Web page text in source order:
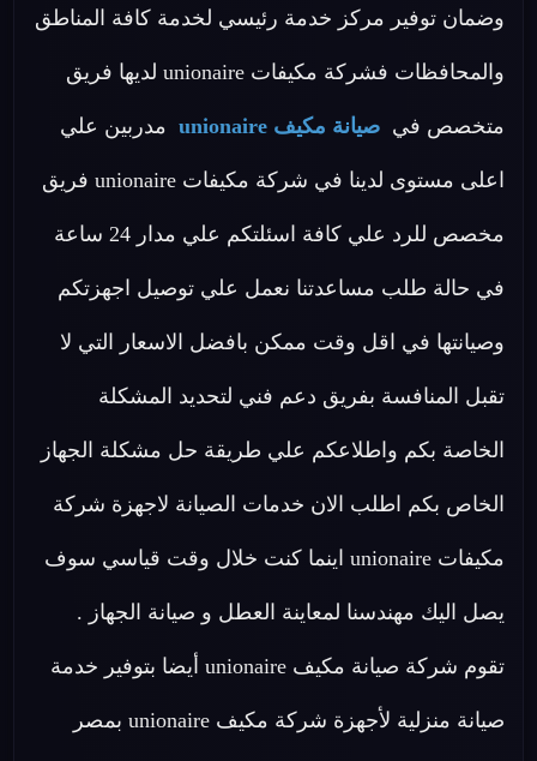
وضمان توفير مركز خدمة رئيسي لخدمة كافة المناطق
والمحافظات فشركة مكيفات unionaire لديها فريق
متخصص في صيانة مكيف unionaire مدربين علي
اعلى مستوى لدينا في شركة مكيفات unionaire فريق
مخصص للرد علي كافة اسئلتكم علي مدار 24 ساعة
في حالة طلب مساعدتنا نعمل علي توصيل اجهزتكم
وصيانتها في اقل وقت ممكن بافضل الاسعار التي لا
تقبل المنافسة بفريق دعم فني لتحديد المشكلة
الخاصة بكم واطلاعكم علي طريقة حل مشكلة الجهاز
الخاص بكم اطلب الان خدمات الصيانة لاجهزة شركة
مكيفات unionaire اينما كنت خلال وقت قياسي سوف
يصل اليك مهندسنا لمعاينة العطل و صيانة الجهاز .
تقوم شركة صيانة مكيف unionaire أيضا بتوفير خدمة
صيانة منزلية لأجهزة شركة مكيف unionaire بمصر